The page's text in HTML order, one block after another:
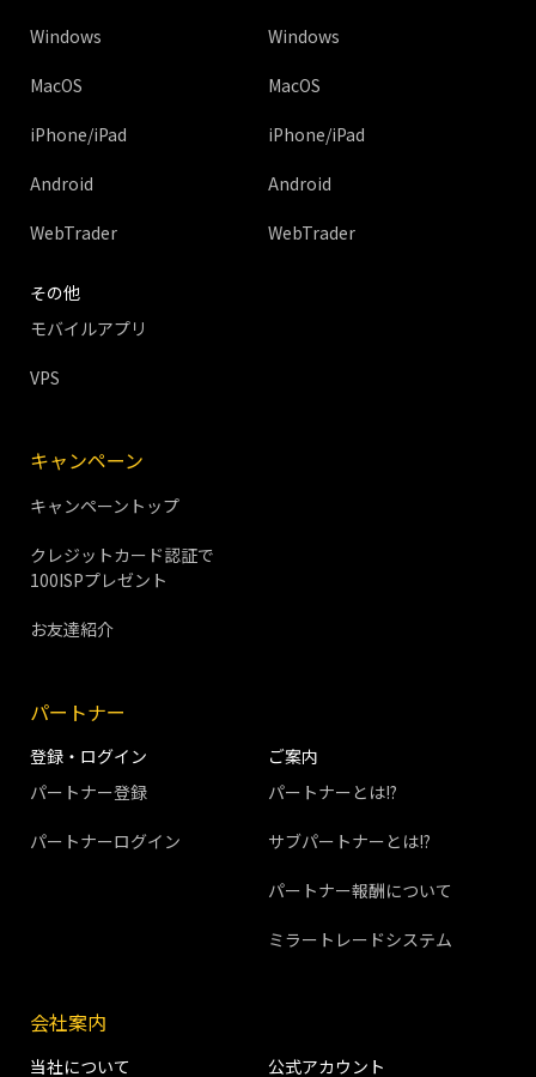
Windows
MacOS
iPhone/iPad
Android
WebTrader
Windows
MacOS
iPhone/iPad
Android
WebTrader
その他
モバイルアプリ
VPS
キャンペーン
キャンペーントップ
クレジットカード認証で
100ISPプレゼント
お友達紹介
パートナー
登録・ログイン
パートナー登録
パートナーログイン
ご案内
パートナーとは!?
サブパートナーとは!?
パートナー報酬について
ミラートレードシステム
会社案内
当社について 公式アカウント